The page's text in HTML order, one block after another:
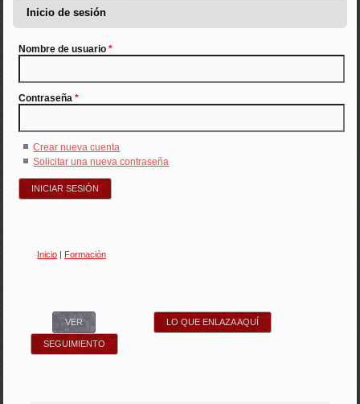
Inicio de sesión
Nombre de usuario*
Contraseña*
Crear nueva cuenta
Solicitar una nueva contraseña
Inicio | Formación
VER(SOLAPA ACTIVA) LO QUE ENLAZA AQUÍ
SEGUIMIENTO